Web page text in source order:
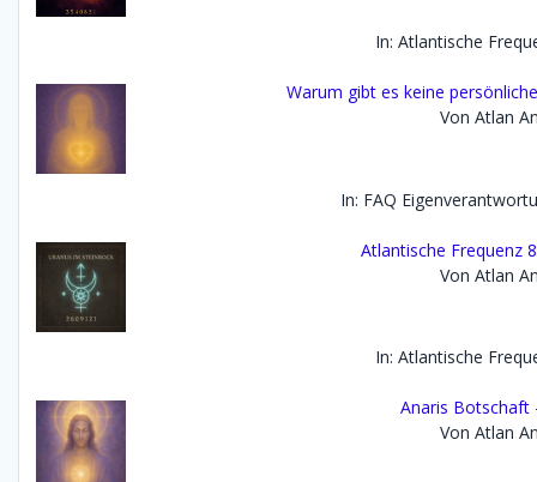
In: Atlantische
Warum gibt es keine
Von Atlan
In: FAQ
Atlantische Frequenz
Von Atlan
In: Atlantische
Anaris Botschaft
Von Atlan